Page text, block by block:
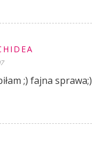
;) fajna sprawa;)